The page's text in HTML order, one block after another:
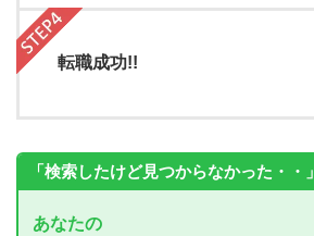
転職成功!!
「検索したけど見つからなかった・・」
あなたの